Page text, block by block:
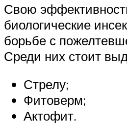
Свою
биологические
борьбе с
Среди них стоит
Стрелу;
Фитоверм;
Актофит.